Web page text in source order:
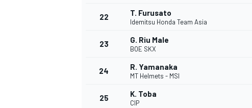
22 T. Furusato
Idemitsu Honda Team Asia
23 G. Riu Male
BOE SKX
24 R. Yamanaka
MT Helmets - MSI
25 K. Toba
CIP